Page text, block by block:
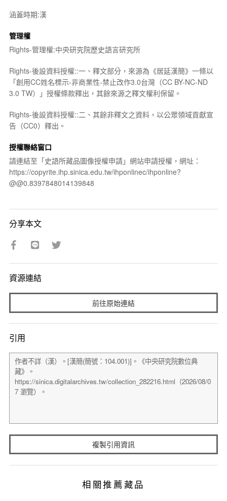
涵蓋時期:漢
管理權
Rights-管理權:中央研究院歷史語言研究所
Rights-後設資料授權::一、釋文部分，來源為《居延漢簡》一條以
「創用CC姓名標示-非商業性-禁止改作3.0台灣（CC BY-NC-ND
3.0 TW）」授權條款釋出，其餘來源之釋文權利保留。
Rights-後設資料授權::二、其餘非釋文之資料，以公眾領域貢獻宣
告（CC0）釋出。
授權聯絡窗口
請連結至「史語所藏品圖像授權申請」網站申請授權，網址：
https://copyrite.ihp.sinica.edu.tw/ihponlinec/ihponline?
@@0.8397848014139848
分享本文
資源連結
前往原始連結
引用
複製引用資訊
相關推薦藏品